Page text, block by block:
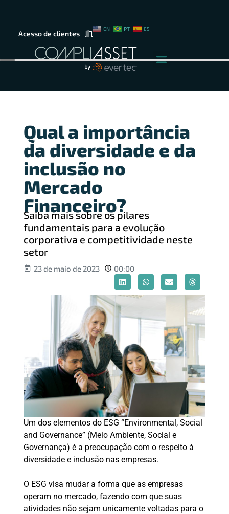
Acesso de clientes
EN PT ES
Qual a importância
da diversidade e da
inclusão no
Mercado
Financeiro?
Saiba mais sobre os pilares
fundamentais para a evolução
corporativa e competitividade neste
setor
23 de maio de 2023 00:00
Um dos elementos do ESG “Environmental, Social
and Governance” (Meio Ambiente, Social e
Governança) é a preocupação com o respeito à
diversidade e inclusão nas empresas.
O ESG visa mudar a forma que as empresas
operam no mercado, fazendo com que suas
atividades não sejam unicamente voltadas para o